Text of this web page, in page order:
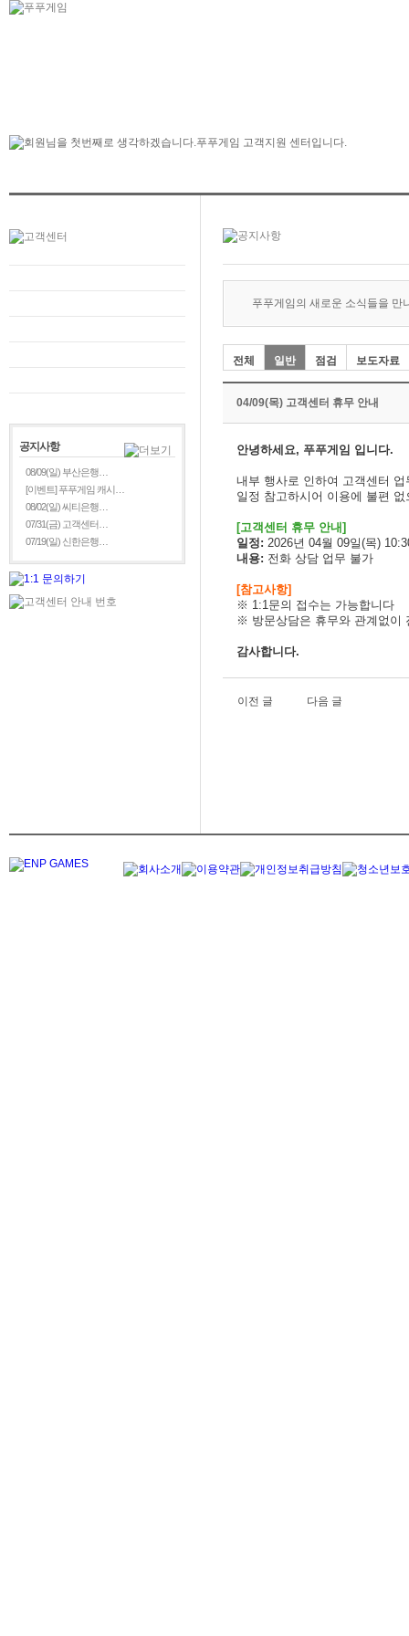
공지사항
08/09(일) 부산은행…
[이벤트] 푸푸게임 캐시…
08/02(일) 씨티은행…
07/31(금) 고객센터…
07/19(일) 신한은행…
푸푸게임의 새로운 소식들을 만
전체 일반 점검 보도자료
04/09(목) 고객센터 휴무 안내
안녕하세요, 푸푸게임 입니다.
내부 행사로 인하여 고객센터
일정 참고하시어 이용에 불편
[고객센터 휴무 안내]
일정: 2026년 04월 09일(목)
내용: 전화 상담 업무 불가
[참고사항]
※ 1:1문의 접수는 가능합니다
※ 방문상담은 휴무와 관계없이
감사합니다.
이전 글 다음 글